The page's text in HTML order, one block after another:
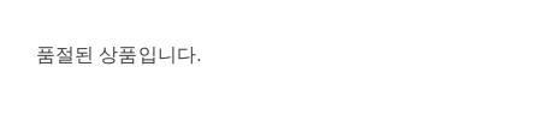
품절된 상품입니다.